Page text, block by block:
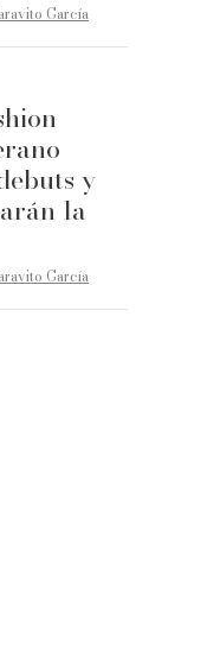
García
y
la
García